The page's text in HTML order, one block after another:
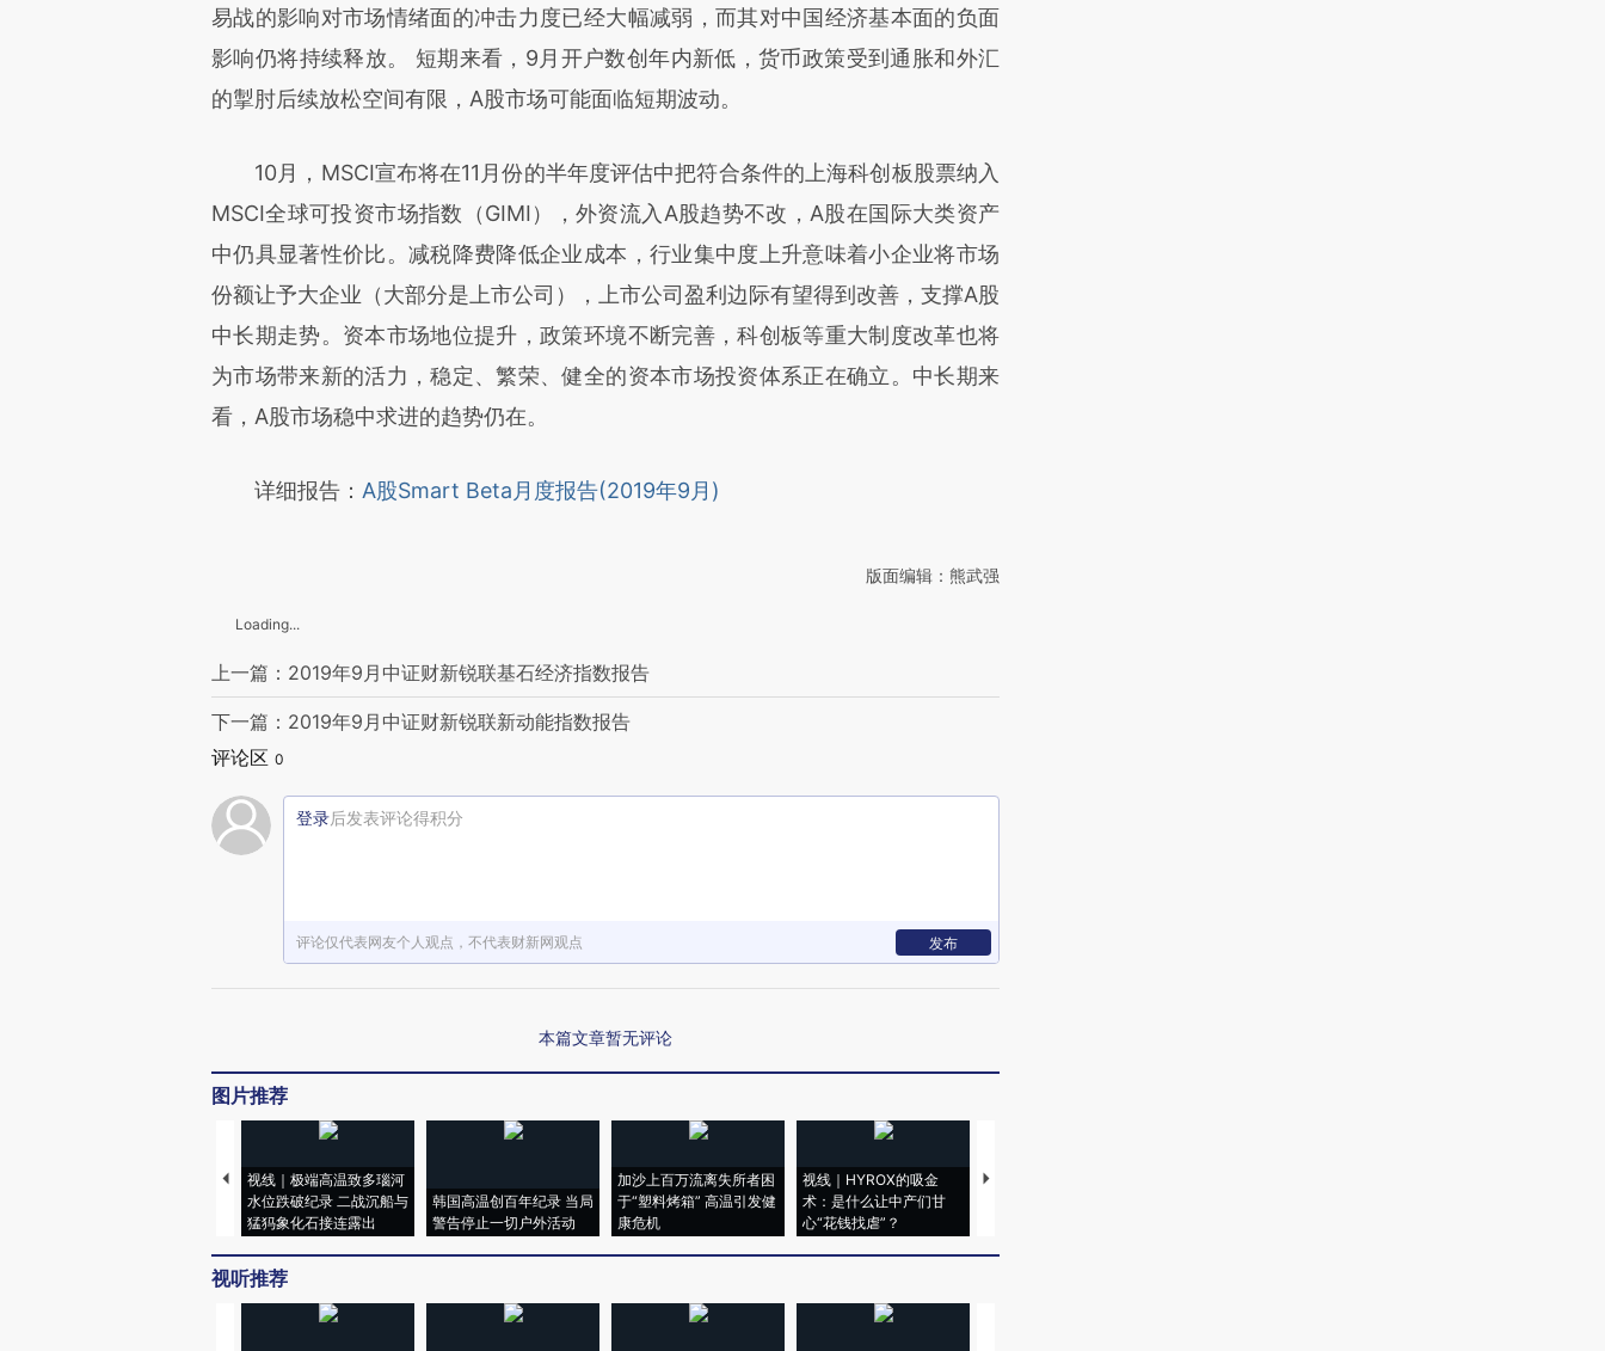
易战的影响对市场情绪面的冲击力度已经大幅减弱，而其对中国经济基本面的负面
影响仍将持续释放。 短期来看，9月开户数创年内新低，货币政策受到通胀和外汇
的掣肘后续放松空间有限，A股市场可能面临短期波动。
10月，MSCI宣布将在11月份的半年度评估中把符合条件的上海科创板股票纳入
MSCI全球可投资市场指数（GIMI），外资流入A股趋势不改，A股在国际大类资产
中仍具显著性价比。减税降费降低企业成本，行业集中度上升意味着小企业将市场
份额让予大企业（大部分是上市公司），上市公司盈利边际有望得到改善，支撑A股
中长期走势。资本市场地位提升，政策环境不断完善，科创板等重大制度改革也将
为市场带来新的活力，稳定、繁荣、健全的资本市场投资体系正在确立。中长期来
看，A股市场稳中求进的趋势仍在。
详细报告： A股Smart Beta月度报告(2019年9月)
版面编辑：熊武强
Loading...
上一篇：2019年9月中证财新锐联基石经济指数报告
下一篇：2019年9月中证财新锐联新动能指数报告
评论区 0
登录后发表评论得积分
评论仅代表网友个人观点，不代表财新网观点 发布
本篇文章暂无评论
图片推荐
视线｜极端高温致多瑙河
水位跌破纪录 二战沉船与
猛犸象化石接连露出
韩国高温创百年纪录 当局
警告停止一切户外活动
加沙上百万流离失所者困
于“塑料烤箱” 高温引发健
康危机
视线｜HYROX的吸金
术：是什么让中产们甘
心“花钱找虐”？
马航飞行员跨国走私7万
视听推荐